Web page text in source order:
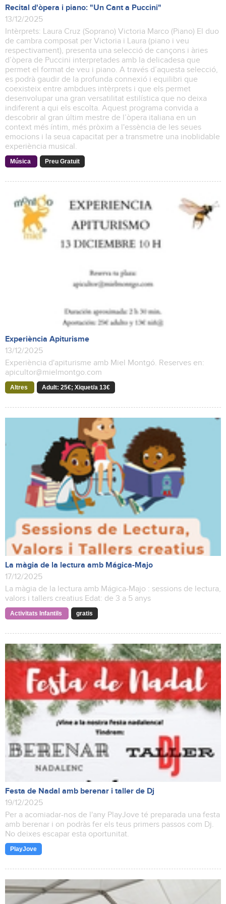
Recital d'òpera i piano: "Un Cant a Puccini"
13/12/2025
Intèrprets: Laura Cruz (Soprano) Victoria Marco (Piano) El duo
de cambra composat per Victoria i Laura (piano i veu
respectivament), presenta una selecció de cançons i àries
d’òpera de Puccini interpretades amb la delicadesa que
permet el format de veu i piano. A través d’aquesta selecció,
es podrà gaudir de la profunda connexió i equilibri que
coexisteix entre ambdues intèrprets i que els permet
desenvolupar una gran versatilitat estilística que no deixa
indiferent a qui els escolta. Aquest programa convida a
descobrir al gran últim mestre de l’òpera italiana en un
context més íntim, més pròxim a l'essència de les seues
emocions i la seua capacitat per a transmetre una inoblidable
experiència musical.
Música Preu Gratuït
Experiència Apiturisme
13/12/2025
Experiència d'apiturisme amb Miel Montgó. Reserves en:
apicultor@mielmontgo.com
Altres Adult: 25€; Xiquet/a 13€
La màgia de la lectura amb Mágica-Majo
17/12/2025
La màgia de la lectura amb Mágica-Majo : sessions de lectura,
valors i tallers creatius Edat: de 3 a 5 anys
Activitats Infantils gratis
Festa de Nadal amb berenar i taller de Dj
19/12/2025
Per a acomiadar-nos de l'any PlayJove té preparada una festa
amb berenar i on podràs fer els teus primers passos com Dj.
No deixes escapar esta oportunitat.
PlayJove